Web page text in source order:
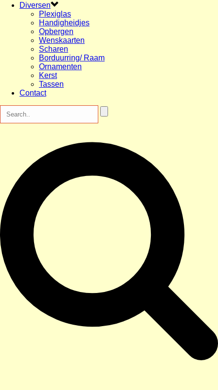
Diversen
Plexiglas
Handigheidjes
Opbergen
Wenskaarten
Scharen
Borduurring/ Raam
Ornamenten
Kerst
Tassen
Contact